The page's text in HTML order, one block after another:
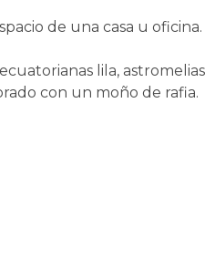
de una casa u oficina.
ecuatorianas lila,
con un moño de rafia.